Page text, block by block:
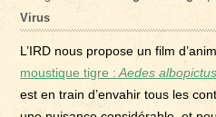
Virus
L’IRD nous propose un film
moustique tigre :Aedes
est en train d’envahir tous les